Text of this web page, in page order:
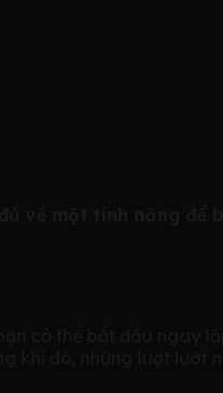
có thể bắt đầu ngay
khi đó, những lượt lướt